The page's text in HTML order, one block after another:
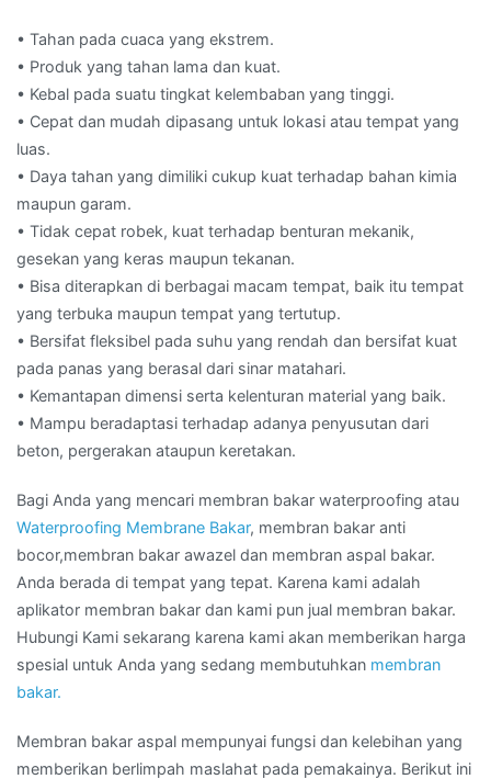
• Tahan pada cuaca yang ekstrem.
• Produk yang tahan lama dan kuat.
• Kebal pada suatu tingkat kelembaban yang tinggi.
• Cepat dan mudah dipasang untuk lokasi atau tempat yang
luas.
• Daya tahan yang dimiliki cukup kuat terhadap bahan kimia
maupun garam.
• Tidak cepat robek, kuat terhadap benturan mekanik,
gesekan yang keras maupun tekanan.
• Bisa diterapkan di berbagai macam tempat, baik itu tempat
yang terbuka maupun tempat yang tertutup.
• Bersifat fleksibel pada suhu yang rendah dan bersifat kuat
pada panas yang berasal dari sinar matahari.
• Kemantapan dimensi serta kelenturan material yang baik.
• Mampu beradaptasi terhadap adanya penyusutan dari
beton, pergerakan ataupun keretakan.
Bagi Anda yang mencari membran bakar waterproofing atau
Waterproofing Membrane Bakar, membran bakar anti
bocor,membran bakar awazel dan membran aspal bakar.
Anda berada di tempat yang tepat. Karena kami adalah
aplikator membran bakar dan kami pun jual membran bakar.
Hubungi Kami sekarang karena kami akan memberikan harga
spesial untuk Anda yang sedang membutuhkan membran
bakar.
Membran bakar aspal mempunyai fungsi dan kelebihan yang
memberikan berlimpah maslahat pada pemakainya. Berikut ini